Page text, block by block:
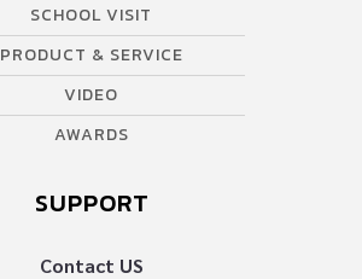
SCHOOL VISIT
PRODUCT & SERVICE
VIDEO
AWARDS
SUPPORT
Contact US